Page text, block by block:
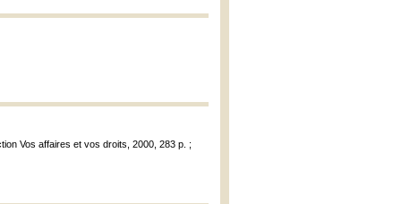
Vos affaires et vos droits, 2000, 283 p. ;